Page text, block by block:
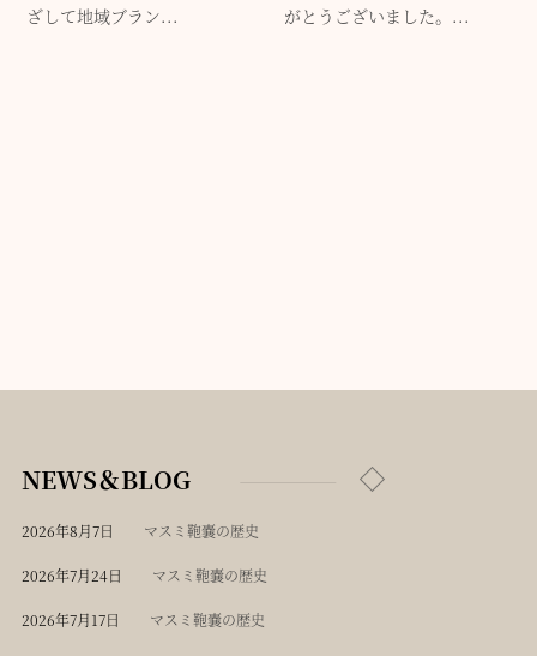
ざして地域ブラン...
がとうございました。...
NEWS＆BLOG
2026年8月7日 マスミ鞄嚢の歴史
2026年7月24日 マスミ鞄嚢の歴史
2026年7月17日 マスミ鞄嚢の歴史